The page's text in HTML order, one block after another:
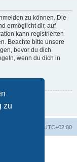
zu
zu können. Die
ermöglicht dir, auf
kann registrierten
Beachte bitte unsere
bevor du dich
wenn du dich in
UTC+02:00
Limited